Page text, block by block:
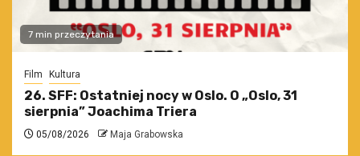
7 min przeczytania
Film Kultura
26. SFF: Ostatniej nocy w Oslo. O „Oslo, 31
sierpnia” Joachima Triera
05/08/2026 Maja Grabowska